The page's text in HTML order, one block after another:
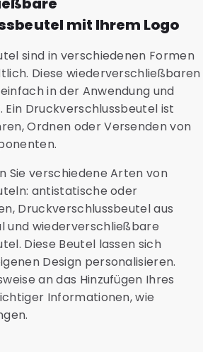
mit Ihrem Logo
sind in verschiedenen Formen
Diese wiederverschließbaren
in der Anwendung und
Druckverschlussbeutel ist
Ordnen oder Versenden von
Sie verschiedene Arten von
antistatische oder
Druckverschlussbeutel aus
und wiederverschließbare
Diese Beutel lassen sich
Design personalisieren.
an das Hinzufügen Ihres
Informationen, wie